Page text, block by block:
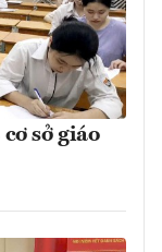
sở giáo